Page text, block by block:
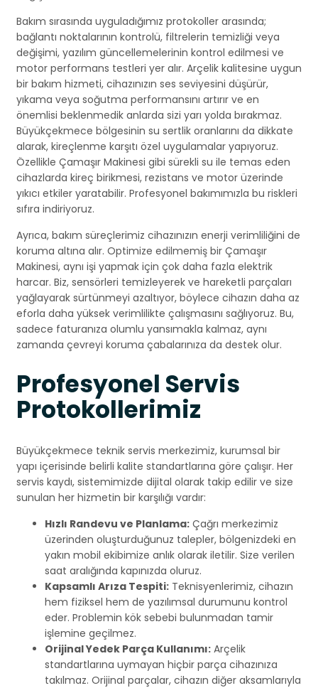
Bakım sırasında uyguladığımız protokoller arasında;
bağlantı noktalarının kontrolü, filtrelerin temizliği veya
değişimi, yazılım güncellemelerinin kontrol edilmesi ve
motor performans testleri yer alır. Arçelik kalitesine uygun
bir bakım hizmeti, cihazınızın ses seviyesini düşürür,
yıkama veya soğutma performansını artırır ve en
önemlisi beklenmedik anlarda sizi yarı yolda bırakmaz.
Büyükçekmece bölgesinin su sertlik oranlarını da dikkate
alarak, kireçlenme karşıtı özel uygulamalar yapıyoruz.
Özellikle Çamaşır Makinesi gibi sürekli su ile temas eden
cihazlarda kireç birikmesi, rezistans ve motor üzerinde
yıkıcı etkiler yaratabilir. Profesyonel bakımımızla bu riskleri
sıfıra indiriyoruz.
Ayrıca, bakım süreçlerimiz cihazınızın enerji verimliliğini de
koruma altına alır. Optimize edilmemiş bir Çamaşır
Makinesi, aynı işi yapmak için çok daha fazla elektrik
harcar. Biz, sensörleri temizleyerek ve hareketli parçaları
yağlayarak sürtünmeyi azaltıyor, böylece cihazın daha az
eforla daha yüksek verimlilikte çalışmasını sağlıyoruz. Bu,
sadece faturanıza olumlu yansımakla kalmaz, aynı
zamanda çevreyi koruma çabalarınıza da destek olur.
Profesyonel Servis
Protokollerimiz
Büyükçekmece teknik servis merkezimiz, kurumsal bir
yapı içerisinde belirli kalite standartlarına göre çalışır. Her
servis kaydı, sistemimizde dijital olarak takip edilir ve size
sunulan her hizmetin bir karşılığı vardır:
Hızlı Randevu ve Planlama: Çağrı merkezimiz
üzerinden oluşturduğunuz talepler, bölgenizdeki en
yakın mobil ekibimize anlık olarak iletilir. Size verilen
saat aralığında kapınızda oluruz.
Kapsamlı Arıza Tespiti: Teknisyenlerimiz, cihazın
hem fiziksel hem de yazılımsal durumunu kontrol
eder. Problemin kök sebebi bulunmadan tamir
işlemine geçilmez.
Orijinal Yedek Parça Kullanımı: Arçelik
standartlarına uymayan hiçbir parça cihazınıza
takılmaz. Orijinal parçalar, cihazın diğer aksamlarıyla